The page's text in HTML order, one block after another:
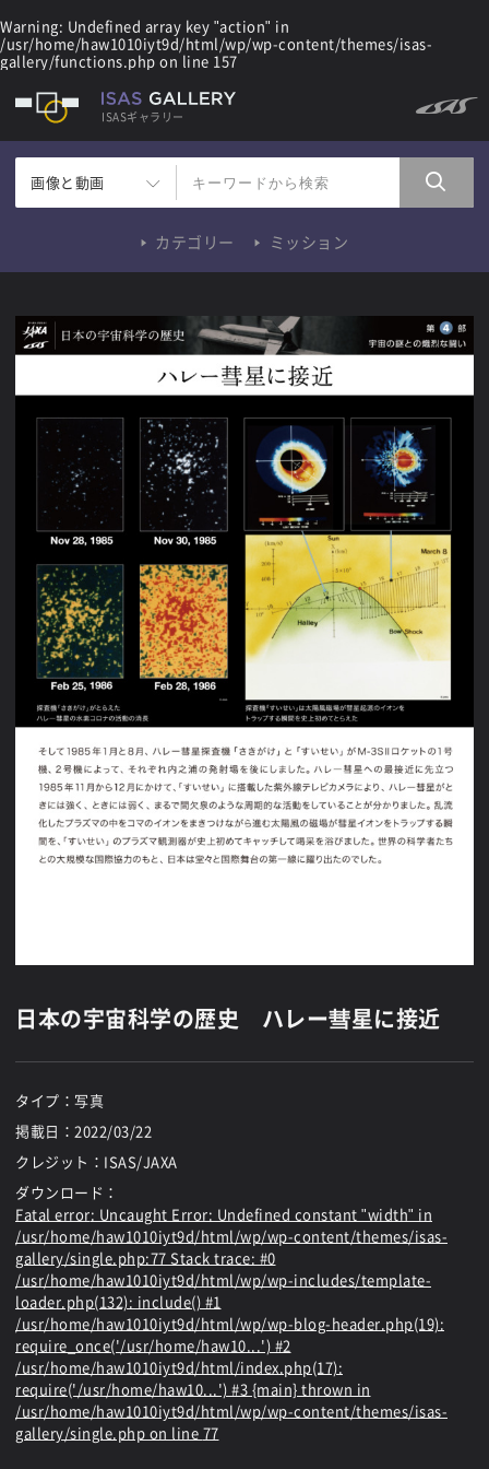
Warning: Undefined array key "action" in
/usr/home/haw1010iyt9d/html/wp/wp-content/themes/isas-
gallery/functions.php on line 157
ISASギャラリー
画像と動画
カテゴリー ミッション
日本の宇宙科学の歴史 ハレー彗星に接近
タイプ：写真
掲載日： 2022/03/22
クレジット：ISAS/JAXA
ダウンロード：
Fatal error: Uncaught Error: Undefined constant "width" in
/usr/home/haw1010iyt9d/html/wp/wp-content/themes/isas-
gallery/single.php:77 Stack trace: #0
/usr/home/haw1010iyt9d/html/wp/wp-includes/template-
loader.php(132): include() #1
/usr/home/haw1010iyt9d/html/wp/wp-blog-header.php(19):
require_once('/usr/home/haw10...') #2
/usr/home/haw1010iyt9d/html/index.php(17):
require('/usr/home/haw10...') #3 {main} thrown in
/usr/home/haw1010iyt9d/html/wp/wp-content/themes/isas-
gallery/single.php on line 77